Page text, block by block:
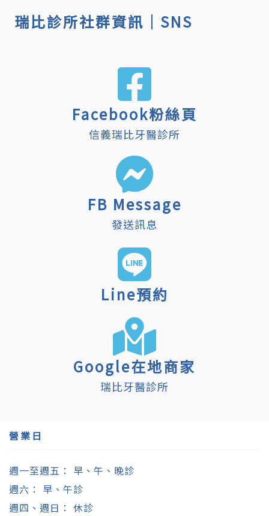
瑞比診所社群資訊｜SNS
Facebook粉絲頁
信義瑞比牙醫診所
FB Message
發送訊息
Line預約
Google在地商家
瑞比牙醫診所
營業日
週一至週五： 早、午、晚診
週六： 早、午診
週四、週日： 休診